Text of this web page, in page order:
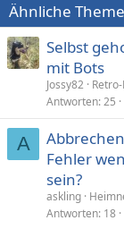
Ähnliche
Selbst
mit Bots
Jossy82
Antworten 25
A
Fehler
sein?
askling
Antworten 18